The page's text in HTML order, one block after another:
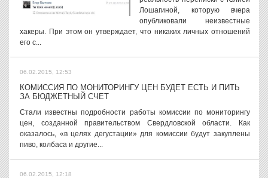
Лошагиной, которую вчера
опубликовали неизвестные
хакеры. При этом он утверждает, что никаких личных отношений
его с...
06.02.2015, 12:53
КОМИССИЯ ПО МОНИТОРИНГУ ЦЕН БУДЕТ ЕСТЬ И ПИТЬ
ЗА БЮДЖЕТНЫЙ СЧЕТ
Стали известны подробности работы комиссии по мониторингу
цен, созданной правительством Свердловской области. Как
оказалось, «в целях дегустации» для комиссии будут закуплены
пиво, колбаса и другие...
06.02.2015, 12:18